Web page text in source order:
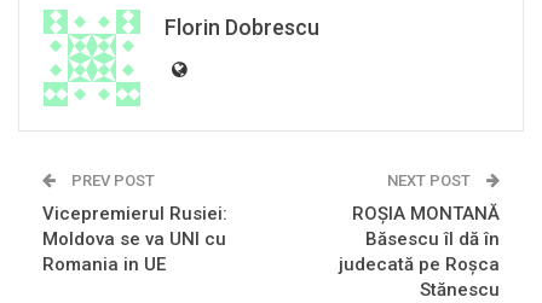
Florin Dobrescu
PREV POST
Vicepremierul Rusiei:
Moldova se va UNI cu
Romania in UE
NEXT POST
ROŞIA MONTANĂ
Băsescu îl dă în
judecată pe Roşca
Stănescu